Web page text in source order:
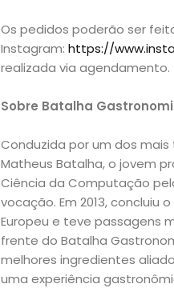
e
Qualidade
de
Vida
Sexualidade
Variedades
Os pedidos poderão ser
Instagram: https://
realizada via agendamento.
Sobre Batalha
Conduzida por um dos
Matheus Batalha, o jovem
Ciência da Computação
vocação. Em 2013, concluiu
Europeu e teve passagens
frente do Batalha
melhores ingredientes
uma experiência